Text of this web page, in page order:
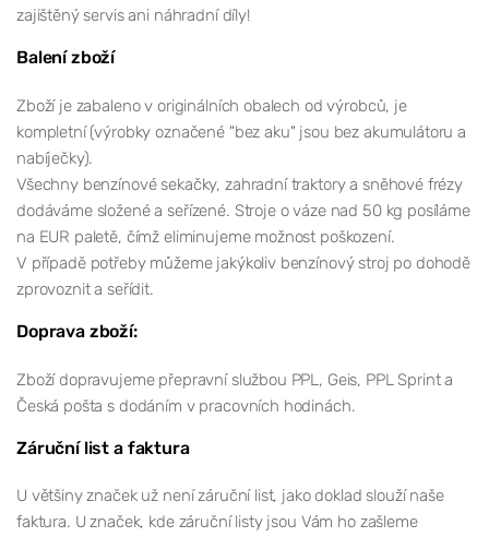
zajištěný servis ani náhradní díly!
Balení zboží
Zboží je zabaleno v originálních obalech od výrobců, je
kompletní (výrobky označené "bez aku" jsou bez akumulátoru a
nabíječky).
Všechny benzínové sekačky, zahradní traktory a sněhové frézy
dodáváme složené a seřízené. Stroje o váze nad 50 kg posíláme
na EUR paletě, čímž eliminujeme možnost poškození.
V případě potřeby můžeme jakýkoliv benzínový stroj po dohodě
zprovoznit a seřídit.
Doprava zboží:
Zboží dopravujeme přepravní službou PPL, Geis, PPL Sprint a
Česká pošta s dodáním v pracovních hodinách.
Záruční list a faktura
U většiny značek už není záruční list, jako doklad slouží naše
faktura. U značek, kde záruční listy jsou Vám ho zašleme